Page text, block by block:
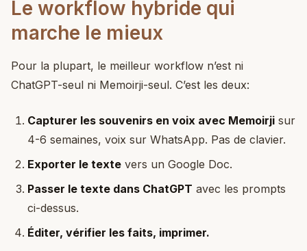
Le workflow hybride qui
marche le mieux
Pour la plupart, le meilleur workflow n’est ni
ChatGPT-seul ni Memoirji-seul. C’est les deux:
Capturer les souvenirs en voix avec Memoirji sur
4-6 semaines, voix sur WhatsApp. Pas de clavier.
Exporter le texte vers un Google Doc.
Passer le texte dans ChatGPT avec les prompts
ci-dessus.
Éditer, vérifier les faits, imprimer.